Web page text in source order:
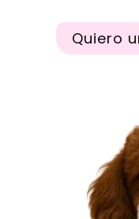
Quiero